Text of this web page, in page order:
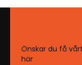
Önskar du få
här